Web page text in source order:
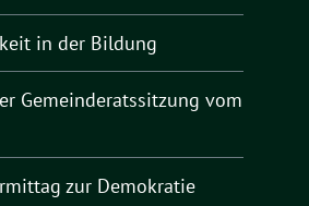
in der Bildung
Gemeinderatssitzung vom
zur Demokratie